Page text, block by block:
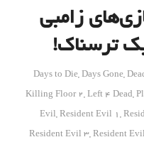
زامبی
ترسناک!
,Days Gone,
Killing Floor 2,Left 4 Dead,
Evil,Resident Evil 1,
Resident Evil 3,Resident